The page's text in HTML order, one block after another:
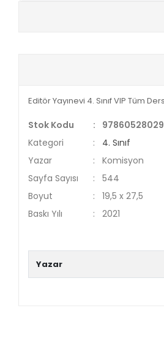
YDS - YÖKDİL HAZIRLIK
YÖS KİTAPLARI
DHBT HAZIRLIK KİTAPLARI
GYS HAZIRLIK KİTAPLARI
Editör Yayınevi 4. Sınıf VIP Tüm
Stok Kodu :
Kategori
:
4. Sınıf
Yazar
:
Komisyon
Sayfa Sayısı
:
544
Boyut
:
19,5 x 27,5
Baskı Yılı
: 2021
Yazar